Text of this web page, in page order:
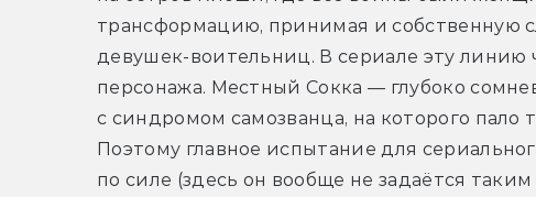
трансформацию, принимая и собственную
девушек-воительниц. В сериале эту линию
персонажа. Местный Сокка — глубоко
с синдромом самозванца, на которого
Поэтому главное испытание для
по силе (здесь он вообще не задаётся